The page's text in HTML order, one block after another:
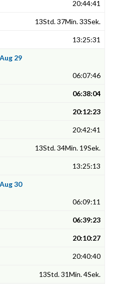
20:44:41
13Std. 37Min. 33Sek.
13:25:31
29
06:07:46
06:38:04
20:12:23
20:42:41
13Std. 34Min. 19Sek.
13:25:13
30
06:09:11
06:39:23
20:10:27
20:40:40
13Std. 31Min. 4Sek.